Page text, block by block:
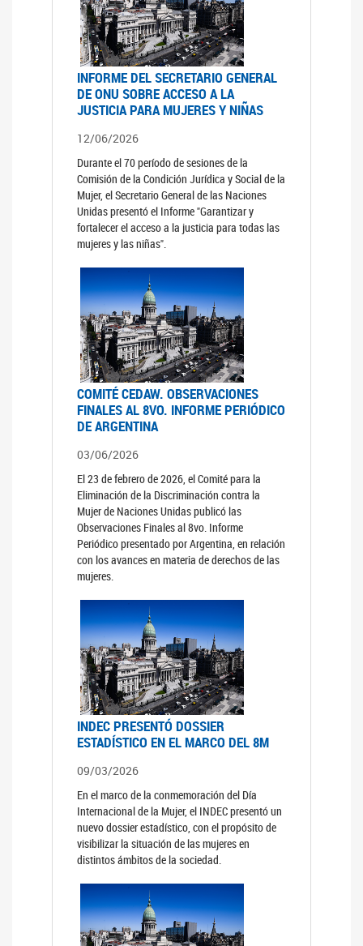
INFORME DEL SECRETARIO GENERAL
DE ONU SOBRE ACCESO A LA
JUSTICIA PARA MUJERES Y NIÑAS
12/06/2026
Durante el 70 período de sesiones de la
Comisión de la Condición Jurídica y Social de la
Mujer, el Secretario General de las Naciones
Unidas presentó el Informe "Garantizar y
fortalecer el acceso a la justicia para todas las
mujeres y las niñas".
COMITÉ CEDAW. OBSERVACIONES
FINALES AL 8VO. INFORME PERIÓDICO
DE ARGENTINA
03/06/2026
El 23 de febrero de 2026, el Comité para la
Eliminación de la Discriminación contra la
Mujer de Naciones Unidas publicó las
Observaciones Finales al 8vo. Informe
Periódico presentado por Argentina, en relación
con los avances en materia de derechos de las
mujeres.
INDEC PRESENTÓ DOSSIER
ESTADÍSTICO EN EL MARCO DEL 8M
09/03/2026
En el marco de la conmemoración del Día
Internacional de la Mujer, el INDEC presentó un
nuevo dossier estadístico, con el propósito de
visibilizar la situación de las mujeres en
distintos ámbitos de la sociedad.